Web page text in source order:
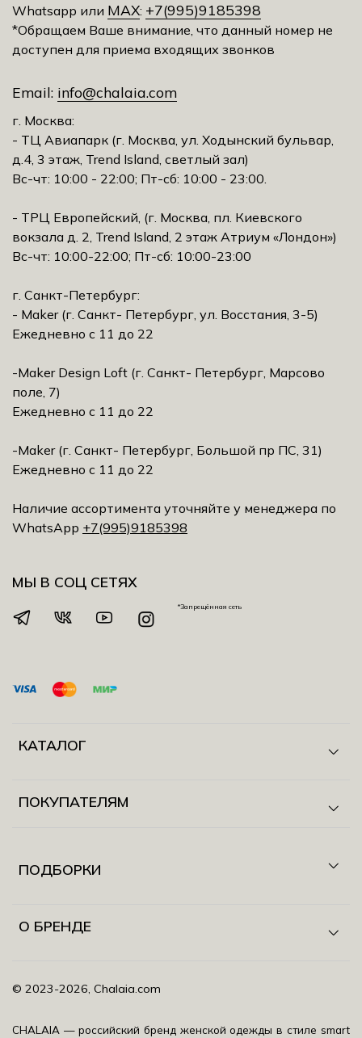
КАТАЛОГ
ПОКУПАТЕЛЯМ
ПОДБОРКИ
О БРЕНДЕ
Whatsapp или MAX: +7(995)9185398
*Обращаем Ваше внимание, что данный номер не
доступен для приема входящих звонков
Email: info@chalaia.com
г. Москва:
- ТЦ Авиапарк (г. Москва, ул. Ходынский бульвар,
д.4, 3 этаж, Trеnd Island, светлый зал)
Вс-чт: 10:00 - 22:00; Пт-сб: 10:00 - 23:00.
- ТРЦ Европейский, (г. Москва, пл. Киевского
вокзала д. 2, Trеnd Island, 2 этаж Атриум «Лондон»)
Вс-чт: 10:00-22:00; Пт-сб: 10:00-23:00
г. Санкт-Петербург:
- Maker (г. Санкт- Петербург, ул. Восстания, 3-5)
Ежедневно с 11 до 22
-Maker Design Loft (г. Санкт- Петербург, Марсово
поле, 7)
Ежедневно с 11 до 22
-Maker (г. Санкт- Петербург, Большой пр ПС, 31)
Ежедневно с 11 до 22
Наличие ассортимента уточняйте у менеджера по
WhatsApp +7(995)9185398
МЫ В СОЦ СЕТЯХ
*Запрещённая сеть
©️ 2023-2026, Chalaia.com
CHALAIA — российский бренд женской одежды в стиле smart